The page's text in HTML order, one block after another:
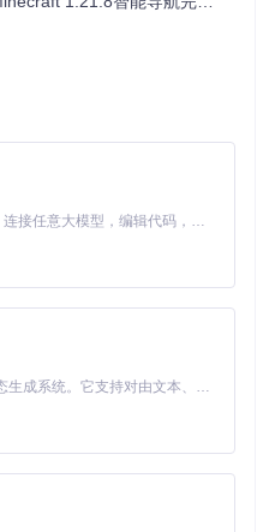
Claude Code 的开源替代方案。连接任意大模型，编辑代码，运行命令，自动验证 — 全自动执行。用 Rust 构建，极致性能。 ｜ An open-source alternative to Claude Code. Connect any LLM, edit code, run commands, and verify changes — autonomously. Built in Rust for speed. Get Started
MiniMax H3 是一个通用的全模态生成系统。它支持对由文本、图像、视频和音频组成的多模态上下文进行统一理解，并能生成分辨率高达 2K、时长可达 15 秒的带原生立体声音频的视频。得益于面向任务泛化的系统设计，H3 在预训练阶段就已具备广泛的多模态上下文理解与生成能力，能够出色地执行复杂的多模态指令。